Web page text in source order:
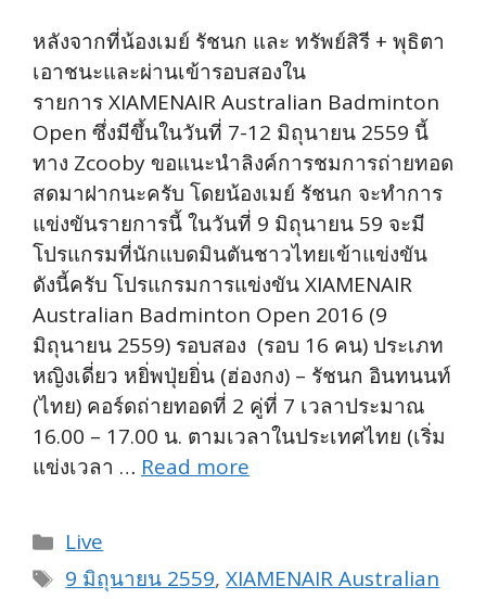
หลังจากที่น้องเมย์ รัชนก และ ทรัพย์สิรี + พุธิตา
เอาชนะและผ่านเข้ารอบสองใน
รายการ XIAMENAIR Australian Badminton
Open ซึ่งมีขึ้นในวันที่ 7-12 มิถุนายน 2559 นี้
ทาง Zcooby ขอแนะนำลิงค์การชมการถ่ายทอด
สดมาฝากนะครับ โดยน้องเมย์ รัชนก จะทำการ
แข่งขันรายการนี้ ในวันที่ 9 มิถุนายน 59 จะมี
โปรแกรมที่นักแบดมินตันชาวไทยเข้าแข่งขัน
ดังนี้ครับ โปรแกรมการแข่งขัน XIAMENAIR
Australian Badminton Open 2016 (9
มิถุนายน 2559) รอบสอง (รอบ 16 คน) ประเภท
หญิงเดี่ยว หยิ่พปุ่ยยิ่น (ฮ่องกง) – รัชนก อินทนนท์
(ไทย) คอร์ดถ่ายทอดที่ 2 คู่ที่ 7 เวลาประมาณ
16.00 – 17.00 น. ตามเวลาในประเทศไทย (เริ่ม
แข่งเวลา … Read more
Categories
Live
Tags
9 มิถุนายน 2559,XIAMENAIR Australian